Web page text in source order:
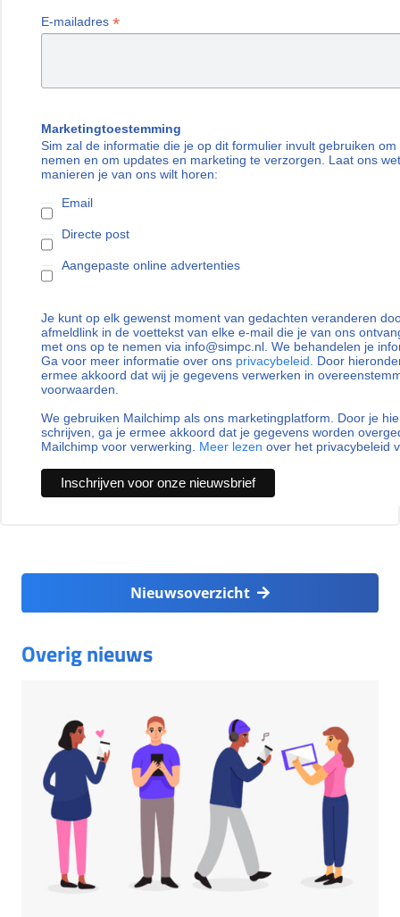
E-mailadres *
Marketingtoestemming
Sim zal de informatie die je op dit formulier invult gebruiken
nemen en om updates en marketing te verzorgen. Laat ons
manieren je van ons wilt horen:
Email
Directe post
Aangepaste online advertenties
Je kunt op elk gewenst moment van gedachten veranderen
afmeldlink in de voettekst van elke e-mail die je van ons
met ons op te nemen via info@simpc.nl. We behandelen je
Ga voor meer informatie over ons privacybeleid . Door
ermee akkoord dat wij je gegevens verwerken in
voorwaarden.
We gebruiken Mailchimp als ons marketingplatform. Door je
schrijven, ga je ermee akkoord dat je gegevens worden
Mailchimp voor verwerking. Meer lezen over het privacybeleid
Nieuwsoverzicht
Overig nieuws